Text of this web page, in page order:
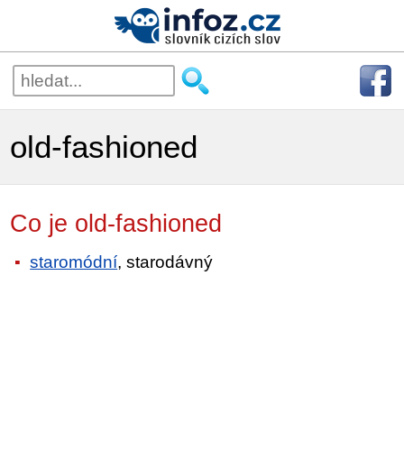
old-fashioned
Co je old-fashioned
staromódní, starodávný